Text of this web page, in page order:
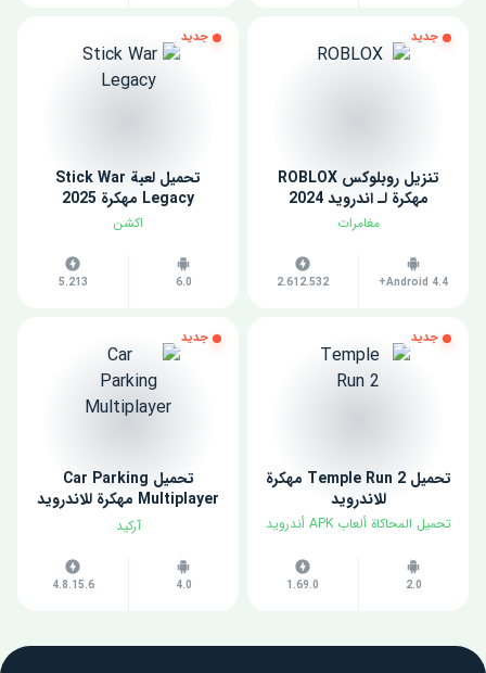
جديد
تنزيل روبلوكس ROBLOX
مهكرة لـ اندرويد 2024
مغامرات
Android 4.4+
2.612.532
جديد
تحميل لعبة Stick War
Legacy مهكرة 2025
اكشن
6.0
5.213
جديد
تحميل Temple Run 2 مهكرة
للاندرويد
تحميل المحاكاة ألعاب APK أندرويد
2.0
1.69.0
جديد
تحميل Car Parking
Multiplayer مهكرة للاندرويد
اخر اصدار
آركيد
4.0
4.8.15.6